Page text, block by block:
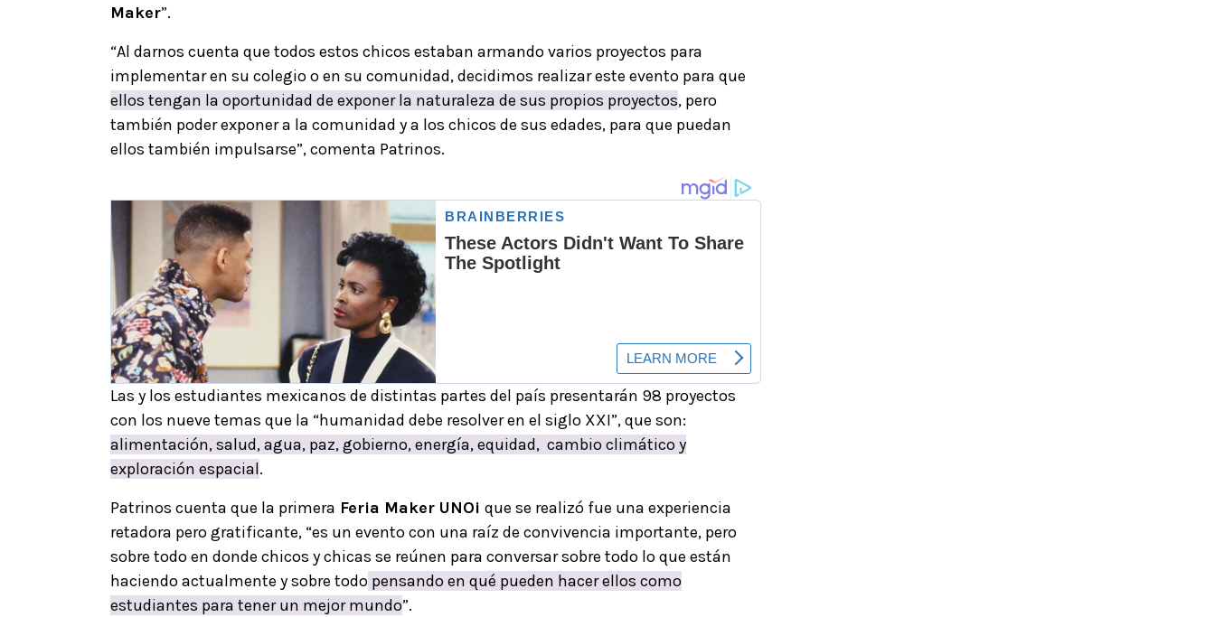
Maker”.
“Al darnos cuenta que todos estos chicos estaban armando varios proyectos para
implementar en su colegio o en su comunidad, decidimos realizar este evento para que
ellos tengan la oportunidad de exponer la naturaleza de sus propios proyectos, pero
también poder exponer a la comunidad y a los chicos de sus edades, para que puedan
ellos también impulsarse”, comenta Patrinos.
Las y los estudiantes mexicanos de distintas partes del país presentarán 98 proyectos
con los nueve temas que la “humanidad debe resolver en el siglo XXI”, que son:
alimentación, salud, agua, paz, gobierno, energía, equidad, cambio climático y
exploración espacial.
Patrinos cuenta que la primera Feria Maker UNOi que se realizó fue una experiencia
retadora pero gratificante, “es un evento con una raíz de convivencia importante, pero
sobre todo en donde chicos y chicas se reúnen para conversar sobre todo lo que están
haciendo actualmente y sobre todo pensando en qué pueden hacer ellos como
estudiantes para tener un mejor mundo”.